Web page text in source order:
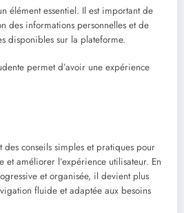
élément essentiel. Il est important de
des informations personnelles et de
disponibles sur la plateforme.
permet d’avoir une expérience
des conseils simples et pratiques pour
et améliorer l’expérience utilisateur. En
et organisée, il devient plus
fluide et adaptée aux besoins